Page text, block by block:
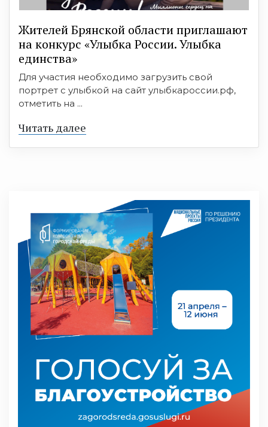
Жителей Брянской области приглашают
на конкурс «Улыбка России. Улыбка
единства»
Для участия необходимо загрузить свой
портрет с улыбкой на сайт улыбкароссии.рф,
отметить на ...
Читать далее